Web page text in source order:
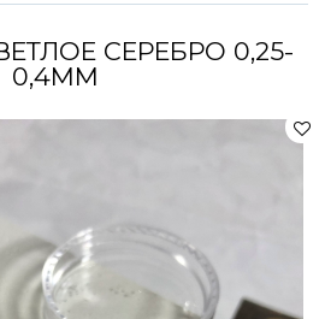
СЕРЕБРО 0,25-
0,4ММ